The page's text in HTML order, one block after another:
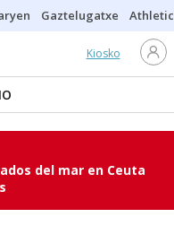
Gaztelugatxe Athletic
Kiosko
del mar en Ceuta